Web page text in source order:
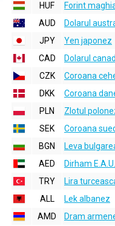
HUF
Forint
AUD
Dolarul
JPY
Yen japonez
CAD
Dolarul
CZK
Coroana
DKK
Coroana
PLN
Zlotul
SEK
Coroana
BGN
Leva
AED
Dirham E.A.U.
TRY
Lira
ALL
Lek albanez
AMD
Dram